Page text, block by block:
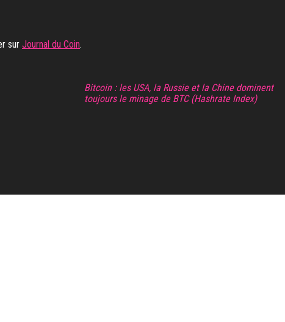
sur Journal du Coin.
Bitcoin : les USA, la Russie et la Chine dominent
toujours le minage de BTC (Hashrate Index)